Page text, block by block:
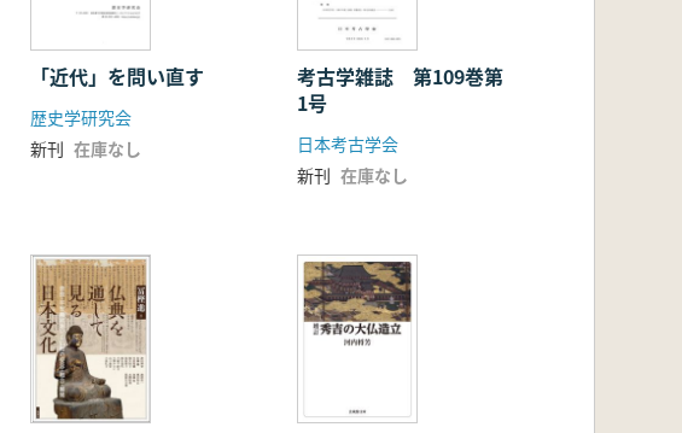
「近代」を問い直す
歴史学研究会
新刊 在庫なし
考古学雑誌 第109巻第
1号
日本考古学会
新刊 在庫なし